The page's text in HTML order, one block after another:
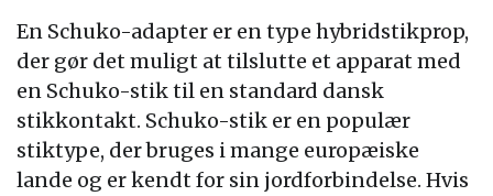
En Schuko-adapter er en type hybridstikprop,
der gør det muligt at tilslutte et apparat med
en Schuko-stik til en standard dansk
stikkontakt. Schuko-stik er en populær
stiktype, der bruges i mange europæiske
lande og er kendt for sin jordforbindelse. Hvis